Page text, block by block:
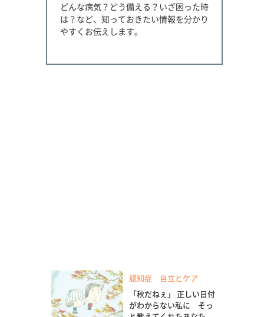
どんな病気？どう備える？いざ困った時
は？など、知っておきたい情報を分かり
やすくお伝えします。
認知症 自立とケア
「秋だねぇ」 正しい日付
がわからない私に そっ